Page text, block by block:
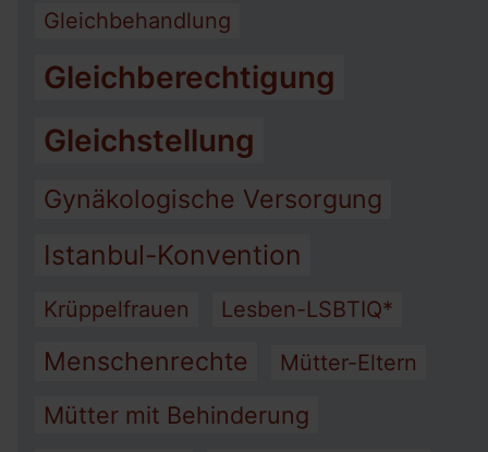
Gleichbehandlung
Gleichberechtigung
Gleichstellung
Gynäkologische Versorgung
Istanbul-Konvention
Krüppelfrauen Lesben-LSBTIQ*
Menschenrechte Mütter-Eltern
Mütter mit Behinderung